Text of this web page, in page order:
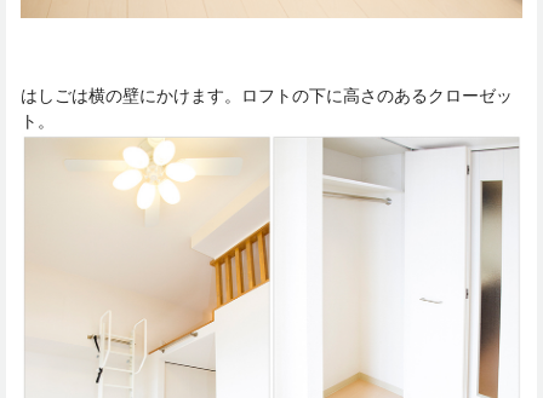
はしごは横の壁にかけます。ロフトの下に高さのあるクローゼッ
ト。